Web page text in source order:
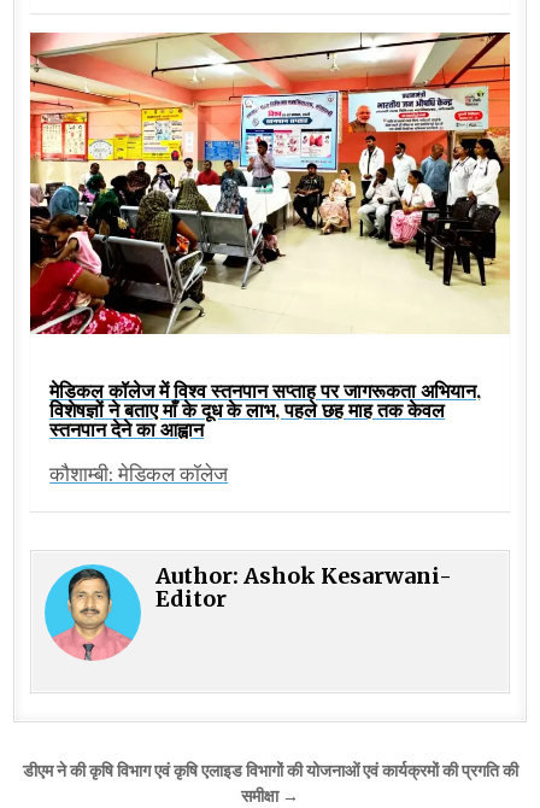
मेडिकल कॉलेज में विश्व स्तनपान सप्ताह पर जागरूकता अभियान,
विशेषज्ञों ने बताए माँ के दूध के लाभ, पहले छह माह तक केवल
स्तनपान देने का आह्वान
कौशाम्बी: मेडिकल कॉलेज
Author:Ashok Kesarwani-
Editor
Post
डीएम ने की कृषि विभाग एवं कृषि एलाइड विभागों की योजनाओं एवं कार्यक्रमों की प्रगति की
समीक्षा →